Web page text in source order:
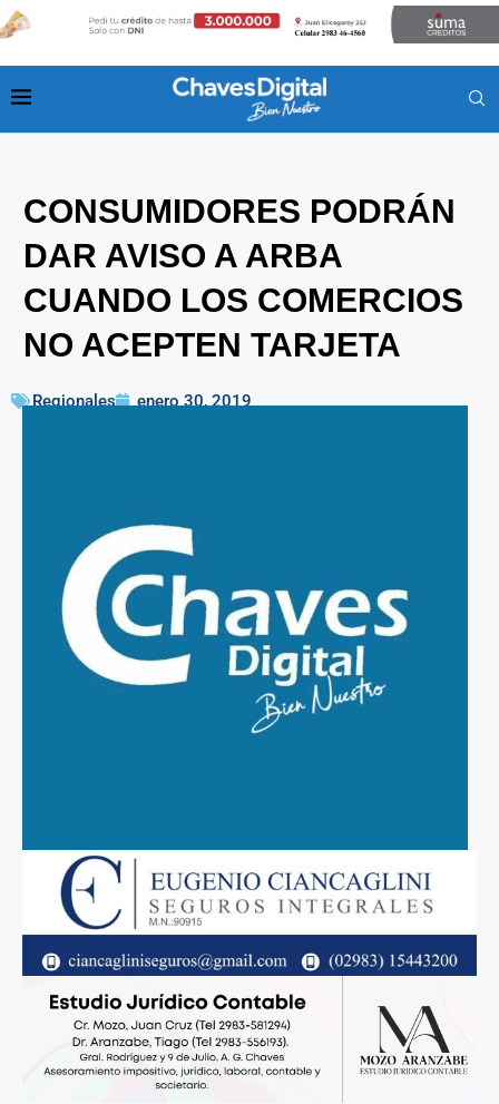
CONSUMIDORES PODRÁN
DAR AVISO A ARBA
CUANDO LOS COMERCIOS
NO ACEPTEN TARJETA
Regionales enero 30, 2019